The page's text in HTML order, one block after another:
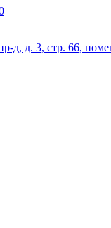
д, д. 3, cтр. 66,